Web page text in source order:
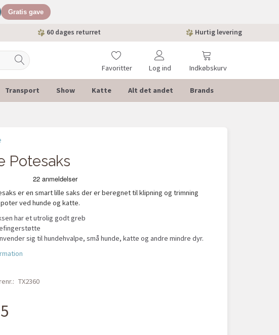
Gratis gave
60 dages returret Hurtig levering
Indkøbskurv
Favoritter Log ind
Transport Show Katte Alt det andet Brands
Potesaks
er en smart lille saks der er beregnet til klipning og trimning
ved hunde og katte.
har et utrolig godt greb
sig til hundehvalpe, små hunde, katte og andre mindre dyr.
TX2360